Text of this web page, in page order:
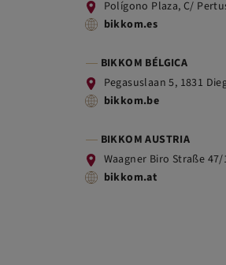
Polígono Plaza, C/
bikkom.es
BIKKOM BÉLGICA
Pegasuslaan 5, 1831
bikkom.be
BIKKOM AUSTRIA
Waagner Biro Straße 47/
bikkom.at